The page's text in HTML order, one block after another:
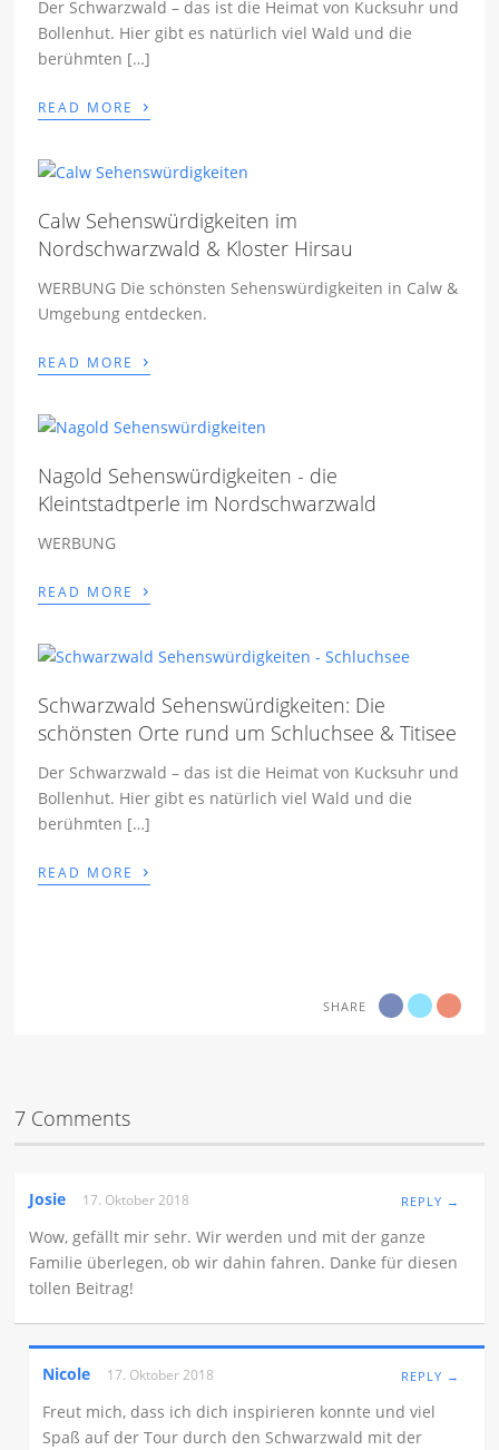
Der Schwarzwald – das ist die Heimat von Kucksuhr und
Bollenhut. Hier gibt es natürlich viel Wald und die
berühmten […]
READ MORE ›
Calw Sehenswürdigkeiten im
Nordschwarzwald & Kloster Hirsau
WERBUNG Die schönsten Sehenswürdigkeiten in Calw &
Umgebung entdecken.
READ MORE ›
Nagold Sehenswürdigkeiten - die
Kleintstadtperle im Nordschwarzwald
WERBUNG
READ MORE ›
Schwarzwald Sehenswürdigkeiten: Die
schönsten Orte rund um Schluchsee & Titisee
Der Schwarzwald – das ist die Heimat von Kucksuhr und
Bollenhut. Hier gibt es natürlich viel Wald und die
berühmten […]
READ MORE ›
SHARE
7 Comments
Josie 17. Oktober 2018 REPLY →
Wow, gefällt mir sehr. Wir werden und mit der ganze
Familie überlegen, ob wir dahin fahren. Danke für diesen
tollen Beitrag!
Nicole 17. Oktober 2018 REPLY →
Freut mich, dass ich dich inspirieren konnte und viel
Spaß auf der Tour durch den Schwarzwald mit der